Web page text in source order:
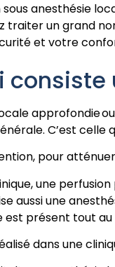
sous anesthésie
traiter un grand
et votre
approfondie
C’est
pour
une
aussi une
est présent tout
dans une